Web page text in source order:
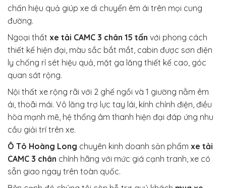
chấn hiệu quả giúp xe di chuyển êm ái trên mọi cung
đường.
Ngoại thất xe tải CAMC 3 chân 15 tấn với phong cách
thiết kế hiện đại, màu sắc bắt mắt, cabin được sơn điện
ly chống rỉ sét hiệu quả, mặt ga lăng thiết kế cao, góc
quan sát rộng.
Nội thất xe rộng rãi với 2 ghế ngồi và 1 giường nằm êm
ái, thoãi mái. Vô lăng trợ lực tay lái, kính chỉnh điện, điều
hòa mạnh mẽ, hệ thống âm thanh hiện đại đáp ứng nhu
cầu giải trí trên xe.
Ô Tô Hoàng Long chuyên kinh doanh sản phẩm xe tải
CAMC 3 chân chính hãng với mức giá cạnh tranh, xe có
sẵn giao ngay trên toàn quốc.